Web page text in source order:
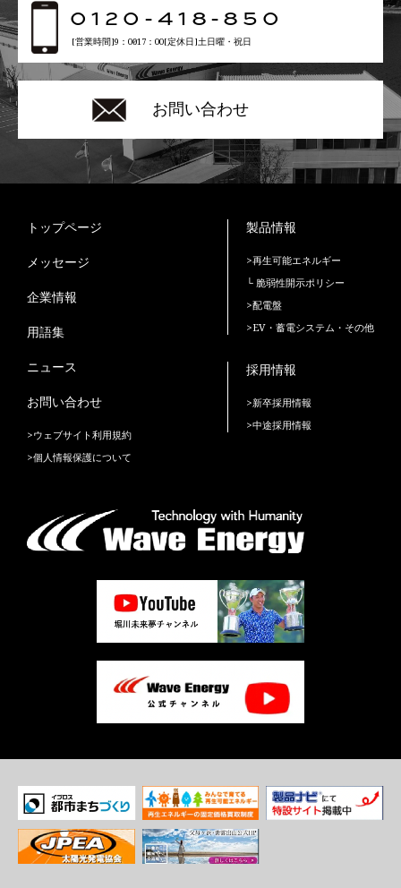
0120-418-850
[営業時間]9：00〜17：00[定休日]土日曜・祝日
お問い合わせ
トップページ
メッセージ
企業情報
用語集
ニュース
お問い合わせ
>ウェブサイト利用規約
>個人情報保護について
製品情報
>再生可能エネルギー
└ 脆弱性開示ポリシー
>配電盤
>EV・蓄電システム・その他
採用情報
>新卒採用情報
>中途採用情報